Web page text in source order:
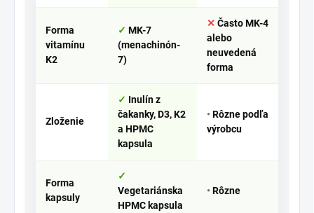
Forma
vitamínu
K2
MK-7
(menachinón-
7)
Často MK-4
alebo
neuvedená
forma
Zloženie
Inulín z
čakanky, D3, K2
a HPMC
kapsula
Rôzne podľa
výrobcu
Forma
kapsuly
Vegetariánska
HPMC kapsula
Rôzne